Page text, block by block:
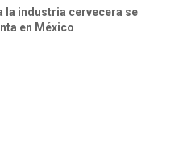
la industria cervecera se
en México